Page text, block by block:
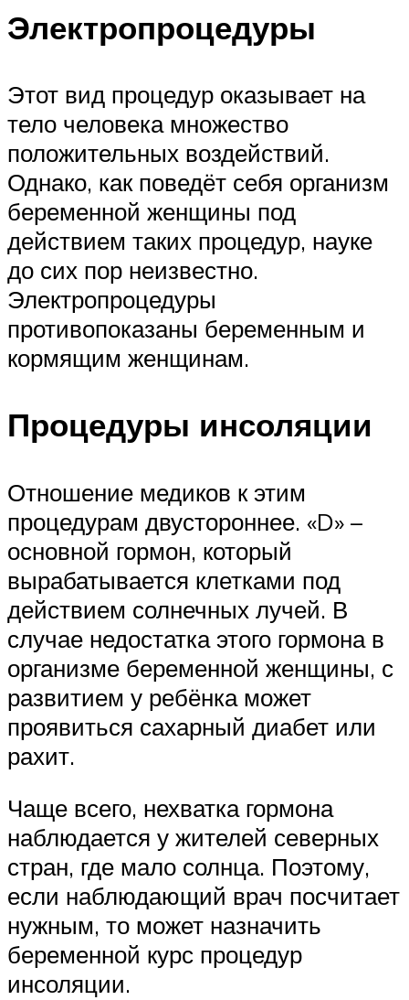
Электропроцедуры
Этот вид процедур оказывает на
тело человека множество
положительных воздействий.
Однако, как поведёт себя организм
беременной женщины под
действием таких процедур, науке
до сих пор неизвестно.
Электропроцедуры
противопоказаны беременным и
кормящим женщинам.
Процедуры инсоляции
Отношение медиков к этим
процедурам двустороннее. «D» –
основной гормон, который
вырабатывается клетками под
действием солнечных лучей. В
случае недостатка этого гормона в
организме беременной женщины, с
развитием у ребёнка может
проявиться сахарный диабет или
рахит.
Чаще всего, нехватка гормона
наблюдается у жителей северных
стран, где мало солнца. Поэтому,
если наблюдающий врач посчитает
нужным, то может назначить
беременной курс процедур
инсоляции.